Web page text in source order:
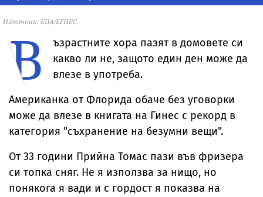
Източник: ЕПА/БГНЕС
В
ъзрастните хора пазят в домовете си
какво ли не, защото един ден може да
влезе в употреба.
Американка от Флорида обаче без уговорки
може да влезе в книгата на Гинес с рекорд в
категория "съхранение на безумни вещи".
От 33 години Прийна Томас пази във фризера
си топка сняг. Не я използва за нищо, но
понякога я вади и с гордост я показва на